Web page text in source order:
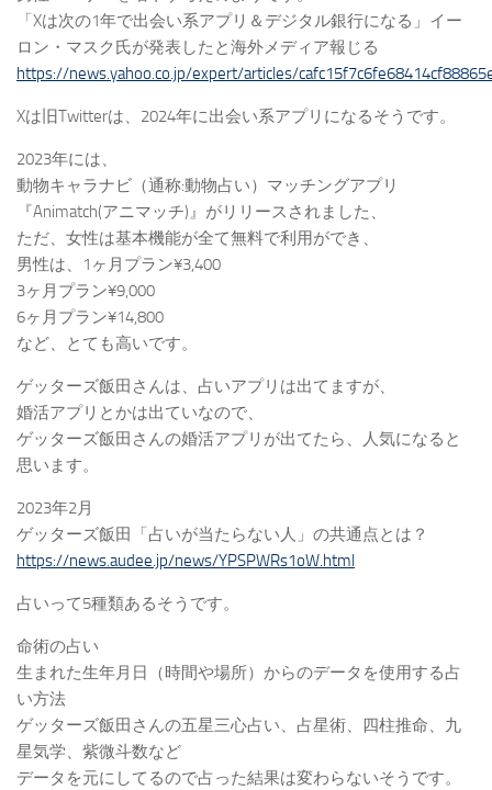
「Xは次の1年で出会い系アプリ＆デジタル銀行になる」イー
ロン・マスク氏が発表したと海外メディア報じる
https://news.yahoo.co.jp/expert/articles/
Xは旧Twitterは、2024年に出会い系アプリになるそうです。
2023年には、
動物キャラナビ（通称:動物占い）マッチングアプリ
『Animatch(アニマッチ)』がリリースされました、
ただ、女性は基本機能が全て無料で利用ができ、
男性は、1ヶ月プラン¥3,400
3ヶ月プラン¥9,000
6ヶ月プラン¥14,800
など、とても高いです。
ゲッターズ飯田さんは、占いアプリは出てますが、
婚活アプリとかは出ていなので、
ゲッターズ飯田さんの婚活アプリが出てたら、人気になると
思います。
2023年2月
ゲッターズ飯田「占いが当たらない人」の共通点とは？
https://news.audee.jp/news/YPSPWRs1oW.html
占いって5種類あるそうです。
命術の占い
生まれた生年月日（時間や場所）からのデータを使用する占
い方法
ゲッターズ飯田さんの五星三心占い、占星術、四柱推命、九
星気学、紫微斗数など
データを元にしてるので占った結果は変わらないそうです。